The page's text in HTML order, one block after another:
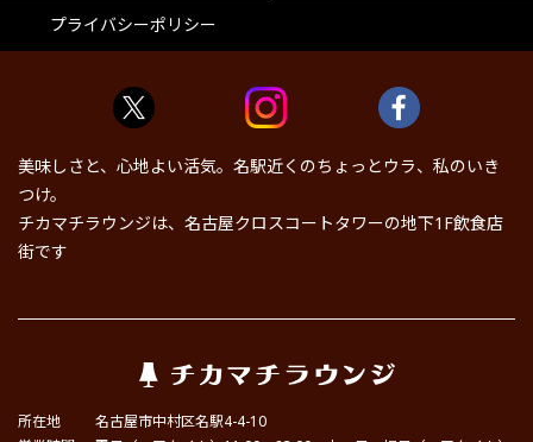
プライバシーポリシー
美味しさと、心地よい活気。名駅近くのちょっとウラ、私のいき
つけ。
チカマチラウンジは、名古屋クロスコートタワーの地下1F飲食店
街です
所在地
名古屋市中村区名駅4-4-10